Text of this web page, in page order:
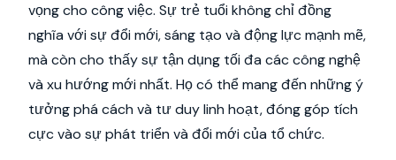
vọng cho công việc. Sự trẻ tuổi không chỉ đồng
nghĩa với sự đổi mới, sáng tạo và động lực mạnh mẽ,
mà còn cho thấy sự tận dụng tối đa các công nghệ
và xu hướng mới nhất. Họ có thể mang đến những ý
tưởng phá cách và tư duy linh hoạt, đóng góp tích
cực vào sự phát triển và đổi mới của tổ chức.